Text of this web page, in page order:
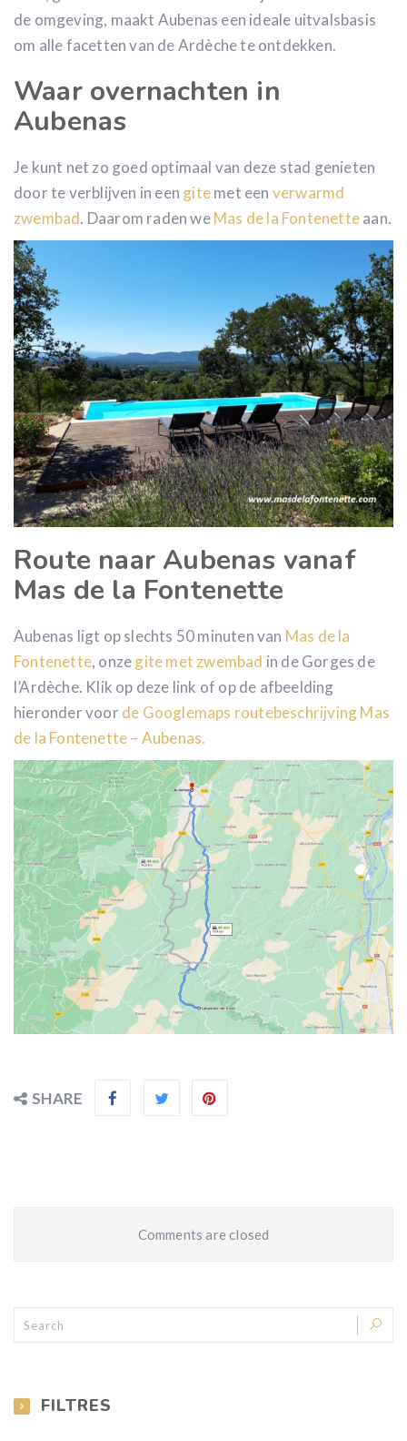
de omgeving, maakt Aubenas een ideale uitvalsbasis
om alle facetten van de Ardèche te ontdekken.
Waar overnachten in
Aubenas
Je kunt net zo goed optimaal van deze stad genieten
door te verblijven in een gitemet een verwarmd
zwembad. Daarom raden weMas de la Fontenetteaan.
Route naar Aubenas vanaf
Mas de la Fontenette
Aubenas ligt op slechts 50 minuten van Mas de la
Fontenette, onzegite met zwembad in de Gorges de
l’Ardèche. Klik op deze link of op de afbeelding
hieronder voor de Googlemaps routebeschrijving Mas
de la Fontenette – Aubenas.
SHARE
Comments are closed
FILTRES